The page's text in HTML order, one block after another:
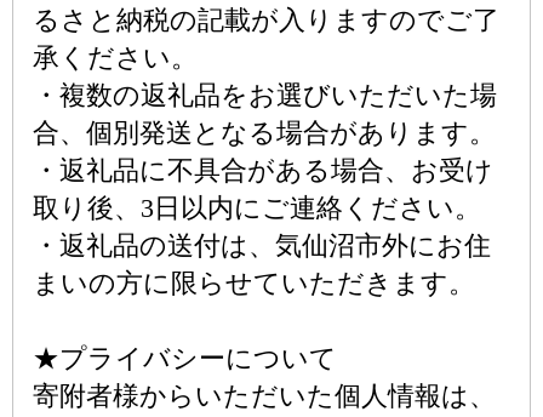
るさと納税の記載が入りますのでご了
承ください。
・複数の返礼品をお選びいただいた場
合、個別発送となる場合があります。
・返礼品に不具合がある場合、お受け
取り後、3日以内にご連絡ください。
・返礼品の送付は、気仙沼市外にお住
まいの方に限らせていただきます。
★プライバシーについて
寄附者様からいただいた個人情報は、